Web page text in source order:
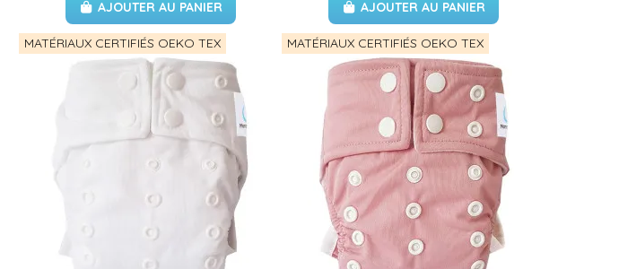
AJOUTER AU PANIER
AJOUTER AU PANIER
MATÉRIAUX CERTIFIÉS OEKO TEX MATÉRIAUX CERTIFIÉS OEKO TEX